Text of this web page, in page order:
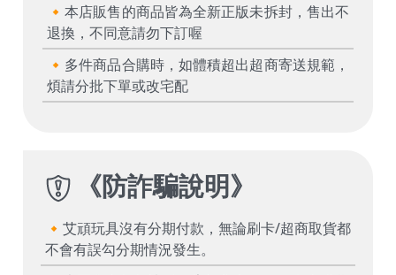
🔸本店販售的商品皆為全新正版未拆封，售出不
退換，不同意請勿下訂喔
🔸多件商品合購時，如體積超出超商寄送規範，
煩請分批下單或改宅配
《防詐騙說明》
🔸艾頑玩具沒有分期付款，無論刷卡/超商取貨都
不會有誤勾分期情況發生。